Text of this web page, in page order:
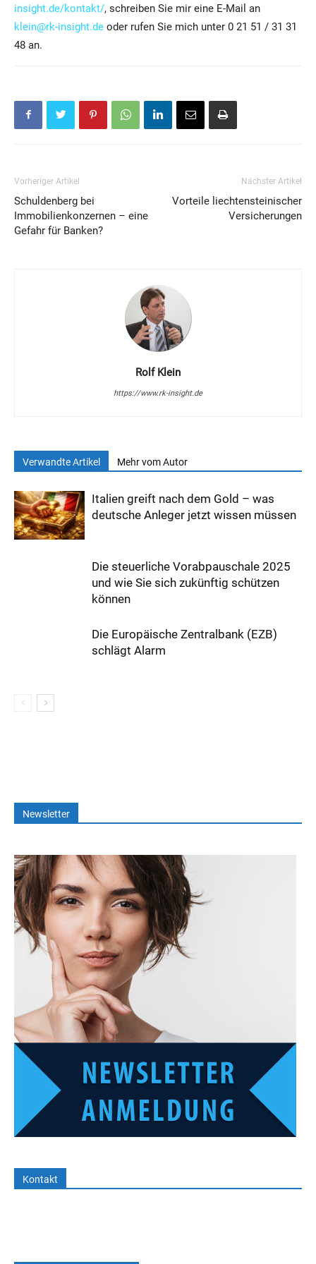
insight.de/kontakt/, schreiben Sie mir eine E-Mail an
klein@rk-insight.de oder rufen Sie mich unter 0 21 51 / 31 31
48 an.
Vorheriger Artikel
Schuldenberg bei
Immobilienkonzernen – eine
Gefahr für Banken?
Nächster Artikel
Vorteile liechtensteinischer
Versicherungen
Rolf Klein
https://www.rk-insight.de
Verwandte Artikel Mehr vom Autor
Italien greift nach dem Gold – was
deutsche Anleger jetzt wissen müssen
Die steuerliche Vorabpauschale 2025
und wie Sie sich zukünftig schützen
können
Die Europäische Zentralbank (EZB)
schlägt Alarm
Newsletter
Kontakt